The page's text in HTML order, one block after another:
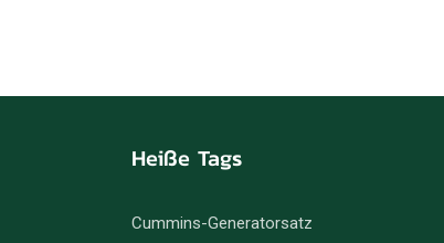
Heiße Tags
Cummins-Generatorsatz